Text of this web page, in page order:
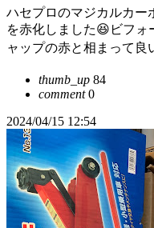
ハセプロのマジカルカー
を赤化しました😆ビフォ
ャップの赤と相まって良
thumb_up 84
comment0
2024/04/15 12:54